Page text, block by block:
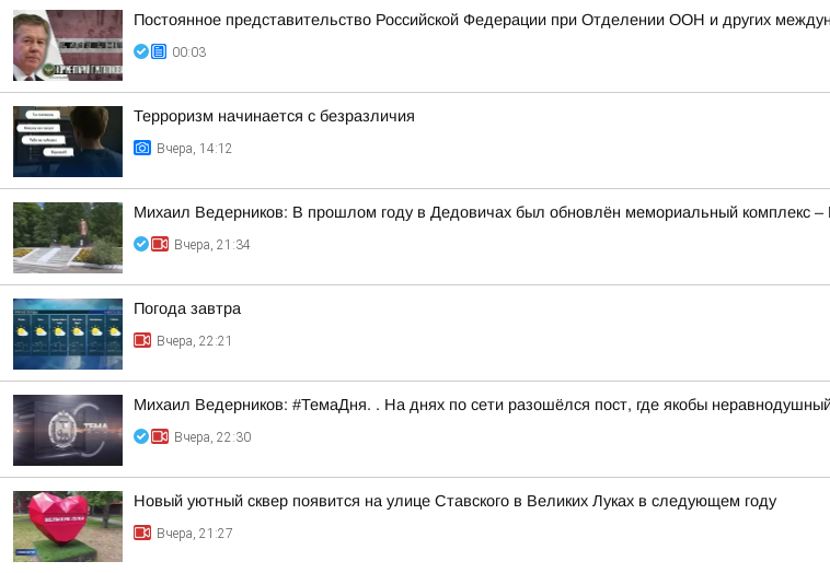
Постоянное представительство Российской Федерации при Отделении ООН и других
00:03
Терроризм начинается с безразличия
Вчера, 14:12
Михаил Ведерников: В прошлом году в Дедовичах был обновлён мемориальный комплекс –
Вчера, 21:34
Погода завтра
Вчера, 22:21
Михаил Ведерников: #ТемаДня. . На днях по сети разошёлся пост, где якобы
Вчера, 22:30
Новый уютный сквер появится на улице Ставского в Великих Луках в следующем году
Вчера, 21:27